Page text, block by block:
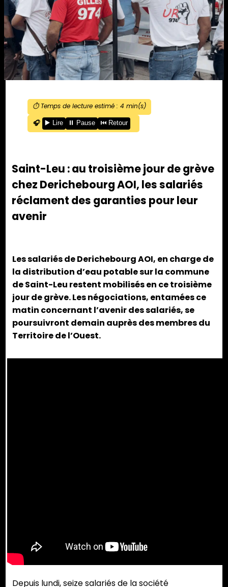
⏱️ Temps de lecture estimé : 4 min(s)
🎧
▶️ Lire ⏸️ Pause ⏮️ Retour
Saint-Leu : au troisième jour de grève
chez Derichebourg AOI, les salariés
réclament des garanties pour leur
avenir
Les salariés de Derichebourg AOI, en charge de
la distribution d’eau potable sur la commune
de Saint-Leu restent mobilisés en ce troisième
jour de grève. Les négociations, entamées ce
matin concernant l’avenir des salariés, se
poursuivront demain auprès des membres du
Territoire de l’Ouest.
Depuis lundi, seize salariés de la société